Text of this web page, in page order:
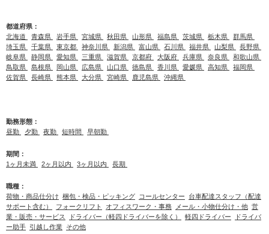
都道府県：
北海道
青森県 岩手県 宮城県 秋田県 山形県 福島県 茨城県 栃木県
群馬県
埼玉県
千葉県 東京都 神奈川県 新潟県 富山県 石川県 福井県 山梨県
長野県
岐阜県
静岡県 愛知県 三重県 滋賀県 京都府 大阪府 兵庫県 奈良県
和歌山県
鳥取県
島根県 岡山県 広島県 山口県 徳島県 香川県 愛媛県 高知県
福岡県
佐賀県
長崎県 熊本県 大分県 宮崎県 鹿児島県 沖縄県
勤務形態：
昼勤
夕勤 夜勤 短時間 早朝勤
期間：
1ヶ月未満
2ヶ月以内 3ヶ月以内 長期
職種：
荷物・商品仕分け 梱包・検品・ピッキング コールセンター
台車配達スタッフ（配達
サポート含む）
フォークリフト オフィスワーク・事務 メール・小物仕分け・他 営
業・販売・サービス
ドライバー（軽四ドライバーを除く） 軽四ドライバー
ドライバ
ー助手 引越し作業 その他